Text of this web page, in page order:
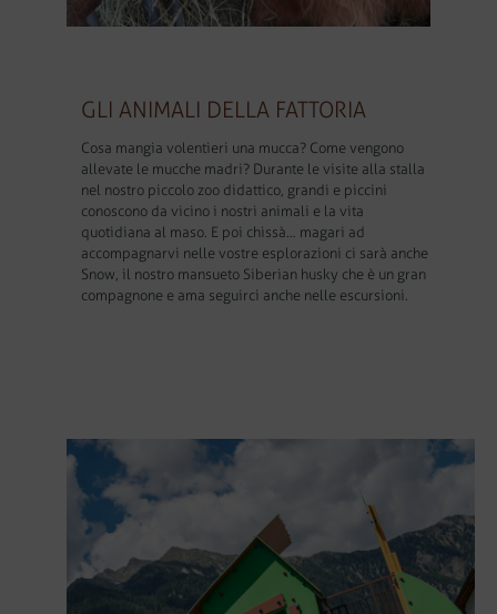
GLI ANIMALI DELLA FATTORIA
Cosa mangia volentieri una mucca? Come vengono
allevate le mucche madri? Durante le visite alla stalla
nel nostro piccolo zoo didattico, grandi e piccini
conoscono da vicino i nostri animali e la vita
quotidiana al maso. E poi chissà… magari ad
accompagnarvi nelle vostre esplorazioni ci sarà anche
Snow, il nostro mansueto Siberian husky che è un gran
compagnone e ama seguirci anche nelle escursioni.